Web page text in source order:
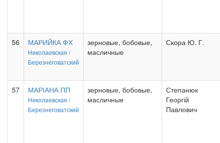
56 МАРИЙКА ФХ
Николаевская /
Березнеговатский
зерновые, бобовые,
масличные
Скора Ю. Г.
57 МАРІАНА ПП
Николаевская /
Березнеговатский
зерновые, бобовые,
масличные
Степанюк
Георгій
Павлович